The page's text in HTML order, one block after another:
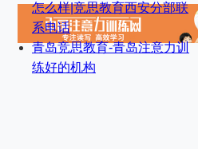
怎么样|竞思教育西安分部联
系电话
青岛竞思教育-青岛注意力训
练好的机构